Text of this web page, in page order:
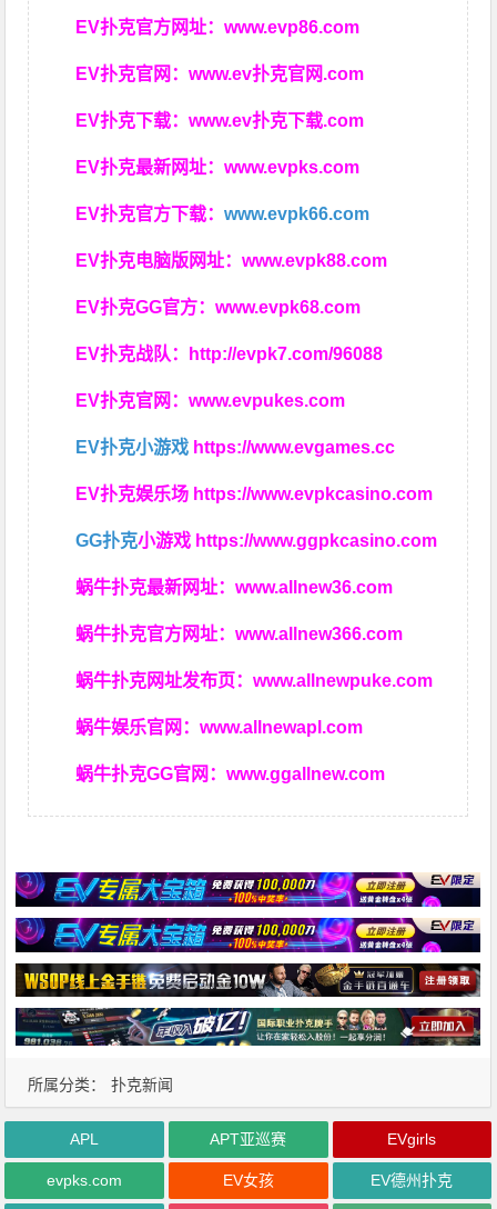
EV扑克官方网址：www.evp86.com
EV扑克官网：www.ev扑克官网.com
EV扑克下载：www.ev扑克下载.com
EV扑克最新网址：www.evpks.com
EV扑克官方下载：www.evpk66.com
EV扑克电脑版网址：www.evpk88.com
EV扑克GG官方：www.evpk68.com
EV扑克战队： http://evpk7.com/96088
EV扑克官网：www.evpukes.com
EV扑克小游戏 https://www.evgames.cc
EV扑克娱乐场 https://www.evpkcasino.com
GG扑克小游戏 https://www.ggpkcasino.com
蜗牛扑克最新网址：www.allnew36.com
蜗牛扑克官方网址：www.allnew366.com
蜗牛扑克网址发布页：www.allnewpuke.com
蜗牛娱乐官网：www.allnewapl.com
蜗牛扑克GG官网：www.ggallnew.com
所属分类： 扑克新闻
APL APT亚巡赛 EVgirls
evpks.com EV女孩 EV德州扑克